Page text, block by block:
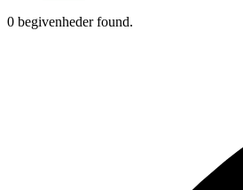
0 begivenheder found.